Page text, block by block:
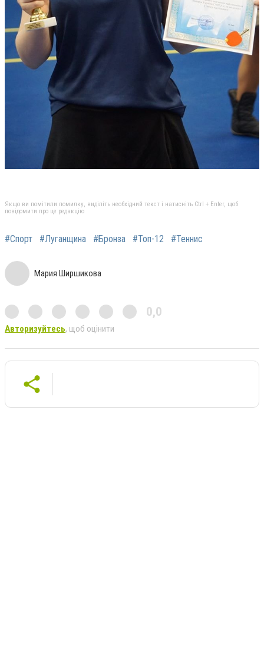
Якщо ви помітили помилку, виділіть необхідний текст і натисніть Ctrl + Enter, щоб
повідомити про це редакцію
#Спорт #Луганщина #Бронза #Топ-12 #Теннис
Мария Ширшикова
0,0
Авторизуйтесь, щоб оцінити